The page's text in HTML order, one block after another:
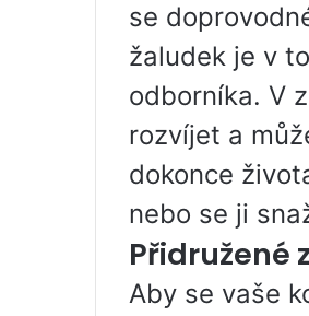
se
žaludek je v
odborníka. V
rozvíjet a
dokonce
nebo se ji
Přidružené
Aby se vaše